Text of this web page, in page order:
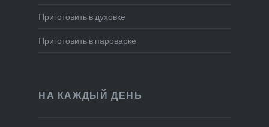
Приготовить в духовке
Приготовить в пароварке
НА КАЖДЫЙ ДЕНЬ